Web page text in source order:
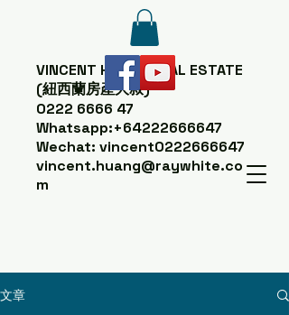
VINCENT HUANGREAL ESTATE
(紐西蘭房產大叔)
0222 6666 47
Whatsapp:+64222666647
Wechat: vincent0222666647
vincent.huang@raywhite.co
m
文章